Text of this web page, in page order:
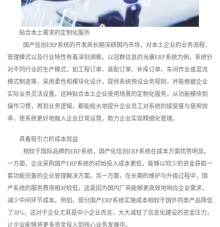
贴合本土需求的定制化服务
国产信创ERP系统的开发商长期深耕国内市场，对本土企业的业务流程、
管理模式以及行业特性有着深刻洞察。以冠群信息的当康ERP系统为例，系统针
对不同行业的生产模式，如工程订单、装配订单、补库订单、车间作业或混流
模式制造等，采用柔性和模块化设计，提供系统预设业务规则，并能根据企业
实际业务灵活设置。这种贴合本土企业使用场景的定制化服务，从功能模块到
操作习惯，再到业务逻辑，都能极大地提升企业员工对系统的接受度与使用效
率，使系统更好地融入企业日常运营，助力企业实现精细化管理。
具备吸引力的成本效益
相较于国际品牌的ERP系统，国产化信创ERP系统在成本方面优势明显。
一方面，企业采购国产ERP系统的初始投入成本更低，能够以较少的资金获取一
套功能完备的企业管理解决方案。另一方面，在长期的维护与升级过程中，国
产系统的服务费用相对较低。这是因为国内厂商能够更高效地响应企业需求，
减少中间环节成本。例如，部分国产ERP系统实施成本相较于国外同类产品降低
了30%，这对于企业尤其是中小企业而言，大大减轻了信息化建设的资金压力，
让企业能够将更多资金投入到核心业务发展中。